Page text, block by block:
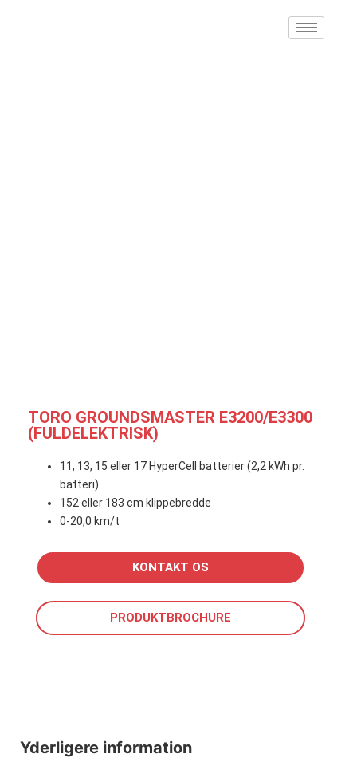
TORO GROUNDSMASTER E3200/E3300
(FULDELEKTRISK)
11, 13, 15 eller 17 HyperCell batterier (2,2 kWh pr.
batteri)
152 eller 183 cm klippebredde
0-20,0 km/t
KONTAKT OS
PRODUKTBROCHURE
Yderligere information